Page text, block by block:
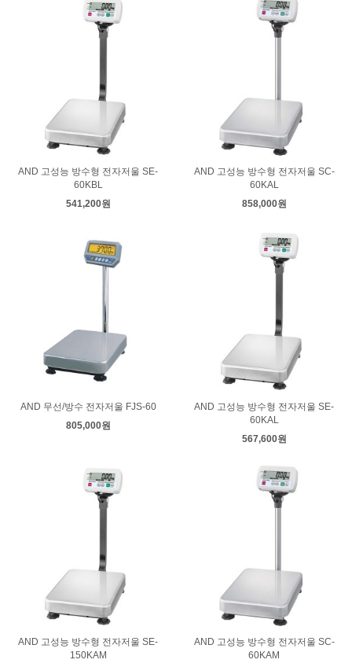
AND 고성능 방수형 전자저울 SE-
60KBL
541,200원
AND 고성능 방수형 전자저울 SC-
60KAL
858,000원
AND 무선/방수 전자저울 FJS-60
805,000원
AND 고성능 방수형 전자저울 SE-
60KAL
567,600원
AND 고성능 방수형 전자저울 SE-
150KAM
AND 고성능 방수형 전자저울 SC-
60KAM